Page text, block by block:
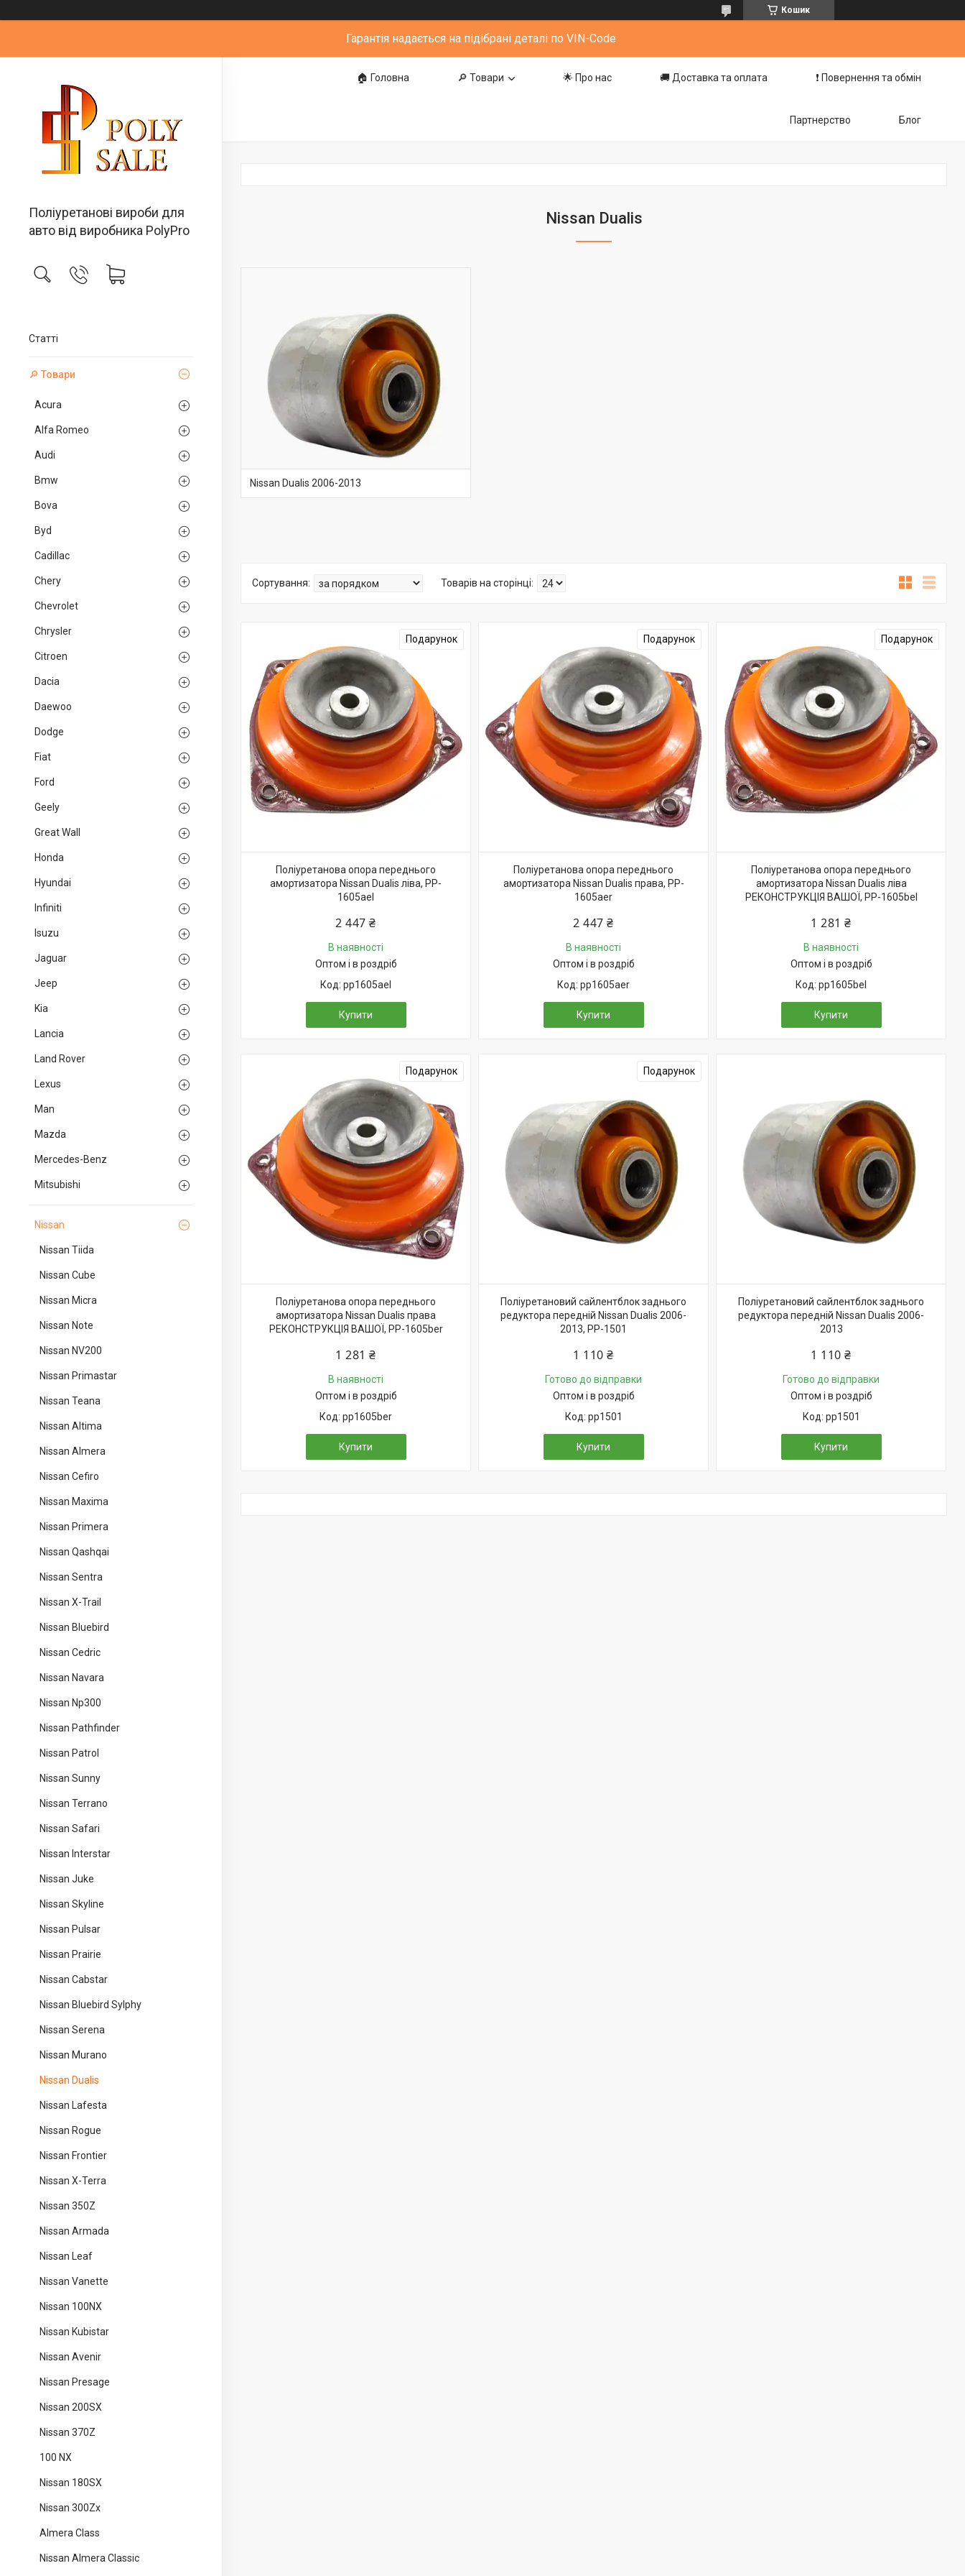
Кошик
Гарантія надається на підібрані деталі по VIN-Code
Поліуретанові вироби для
авто від виробника PolyPro
Статті
🔎 Товари
Acura
Alfa Romeo
Audi
Bmw
Bova
Byd
Cadillac
Chery
Chevrolet
Chrysler
Citroen
Dacia
Daewoo
Dodge
Fiat
Ford
Geely
Great Wall
Honda
Hyundai
Infiniti
Isuzu
Jaguar
Jeep
Kia
Lancia
Land Rover
Lexus
Man
Mazda
Mercedes-Benz
Mitsubishi
Nissan
Nissan Tiida
Nissan Cube
Nissan Micra
Nissan Note
Nissan NV200
Nissan Primastar
Nissan Teana
Nissan Altima
Nissan Almera
Nissan Cefiro
Nissan Maxima
Nissan Primera
Nissan Qashqai
Nissan Sentra
Nissan X-Trail
Nissan Bluebird
Nissan Cedric
Nissan Navara
Nissan Np300
Nissan Pathfinder
Nissan Patrol
Nissan Sunny
Nissan Terrano
Nissan Safari
Nissan Interstar
Nissan Juke
Nissan Skyline
Nissan Pulsar
Nissan Prairie
Nissan Cabstar
Nissan Bluebird Sylphy
Nissan Serena
Nissan Murano
Nissan Dualis
Nissan Lafesta
Nissan Rogue
Nissan Frontier
Nissan X-Terra
Nissan 350Z
Nissan Armada
Nissan Leaf
Nissan Vanette
Nissan 100NX
Nissan Kubistar
Nissan Avenir
Nissan Presage
Nissan 200SX
Nissan 370Z
100 NX
Nissan 180SX
Nissan 300Zx
Almera Class
Nissan Almera Classic
🏠 Головна 🔎 Товари 🌟 Про нас 🚚 Доставка та оплата ❗️ Повернення та обмін
Партнерство Блог
Nissan Dualis
Nissan Dualis 2006-2013
Подарунок
Поліуретанова опора переднього
амортизатора Nissan Dualis ліва, PP-
1605ael
2 447 ₴
В наявності
Оптом і в роздріб
pp1605ael
Купити
Подарунок
Поліуретанова опора переднього
амортизатора Nissan Dualis права, PP-
1605aer
2 447 ₴
В наявності
Оптом і в роздріб
pp1605aer
Купити
Подарунок
Поліуретанова опора переднього
амортизатора Nissan Dualis ліва
РЕКОНСТРУКЦІЯ ВАШОЇ, PP-1605bel
1 281 ₴
В наявності
Оптом і в роздріб
pp1605bel
Купити
Подарунок
Поліуретанова опора переднього
амортизатора Nissan Dualis права
РЕКОНСТРУКЦІЯ ВАШОЇ, PP-1605ber
1 281 ₴
В наявності
Оптом і в роздріб
pp1605ber
Купити
Подарунок
Поліуретановий cайлентблок заднього
редуктора передній Nissan Dualis 2006-
2013, PP-1501
1 110 ₴
Готово до відправки
Оптом і в роздріб
pp1501
Купити
Поліуретановий сайлентблок заднього
редуктора передній Nissan Dualis 2006-
2013
1 110 ₴
Готово до відправки
Оптом і в роздріб
pp1501
Купити